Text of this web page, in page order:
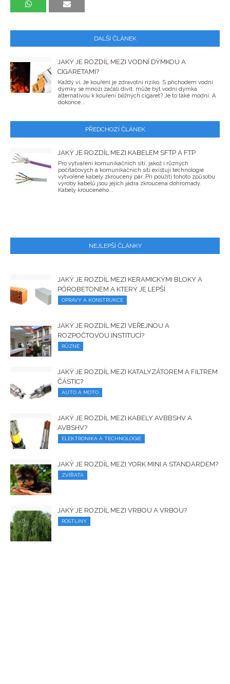
DALŠÍ ČLÁNEK
JAKÝ JE ROZDÍL MEZI VODNÍ DÝMKOU A
CIGARETAMI?
Každý ví, že kouření je zdravotní riziko. S příchodem vodní
dýmky se mnozí začali divit: může být vodní dýmka
alternativou k kouření běžných cigaret? Je to také módní. A
dokonce...
PŘEDCHOZÍ ČLÁNEK
JAKÝ JE ROZDÍL MEZI KABELEM SFTP A FTP
Pro vytváření komunikačních sítí, jakož i různých
počítačových a komunikačních sítí existují technologie
vytvořené kabely zkroucený pár. Při použití tohoto způsobu
výroby kabelů jsou jejich jádra zkroucena dohromady.
Kabely krouceného...
NEJLEPŠÍ ČLÁNKY
JAKÝ JE ROZDÍL MEZI KERAMICKÝMI BLOKY A
PÓROBETONEM A KTERÝ JE LEPŠÍ
OPRAVY A KONSTRUKCE
JAKÝ JE ROZDÍL MEZI VEŘEJNOU A
ROZPOČTOVOU INSTITUCÍ?
RŮZNÉ
JAKÝ JE ROZDÍL MEZI KATALYZÁTOREM A FILTREM
ČÁSTIC?
AUTO A MOTO
JAKÝ JE ROZDÍL MEZI KABELY AVBBSHV A
AVBSHV?
ELEKTRONIKA A TECHNOLOGIE
JAKÝ JE ROZDÍL MEZI YORK MINI A STANDARDEM?
ZVÍŘATA
JAKÝ JE ROZDÍL MEZI VRBOU A VRBOU?
ROSTLINY